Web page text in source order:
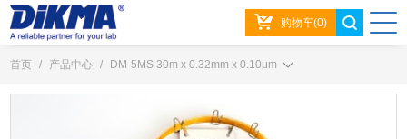
购物车(0)
首页 / 产品中心 / DM-5MS 30m x 0.32mm x 0.10μm